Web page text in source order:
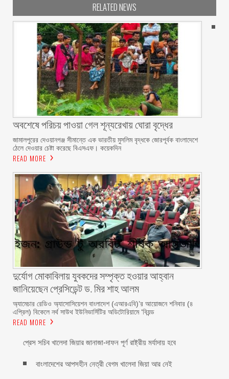
RELATED NEWS
অবশেষে পরিচয় পাওয়া গেল শূন্যরেখায় ঘোরা বৃদ্ধের
জামালপুরের দেওয়ানগঞ্জ সীমান্তে এক ভারতীয় মুসলিম বৃদ্ধকে জোরপূর্বক বাংলাদেশে
ঠেলে দেওয়ার চেষ্টা করেছে বিএসএফ। কয়েকদিন
READ MORE
দুর্যোগ মোকাবিলায় যুবকদের সম্পৃক্ত হওয়ার আহ্বান
জানিয়েছেন প্রেসিডেন্ট ড. মির শাহ আলম ‎ ‎
অ্যামেচার রেডিও অ্যাসোসিয়েশন বাংলাদেশ (এআরএবি)’র আয়োজনে শনিবার (৪
এপ্রিল) বিকেলে নর্থ সাউথ ইউনিভার্সিটির অডিটোরিয়ামে ‘বিয়ন্ড
READ MORE
প্রেস সচিব খালেদা জিয়ার জানাজা-দাফন পূর্ণ রাষ্ট্রীয় মর্যাদায় হবে
বাংলাদেশের আপসহীন নেত্রী বেগম খালেদা জিয়া আর নেই